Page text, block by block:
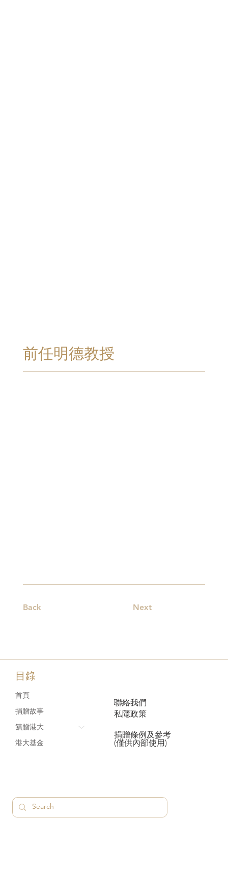
Back Next
前任明德教授
目錄
首頁
捐贈故事
饋贈港大
港大基金
聯絡我們
私隱政策
捐贈條例及參考
(僅供內部使用)